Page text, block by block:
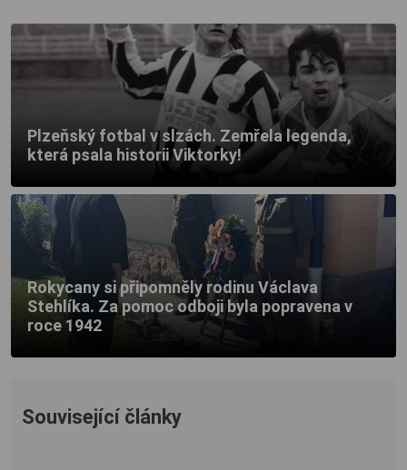
Plzeňský fotbal v slzách. Zemřela legenda,
která psala historii Viktorky!
Rokycany si připomněly rodinu Václava
Stehlíka. Za pomoc odboji byla popravena v
roce 1942
Související články